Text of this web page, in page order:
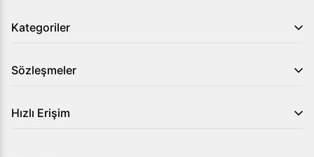
Kategoriler
Sözleşmeler
Hızlı Erişim